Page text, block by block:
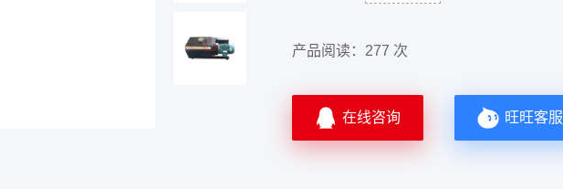
产品阅读： 277 次
在线咨询 旺旺客服